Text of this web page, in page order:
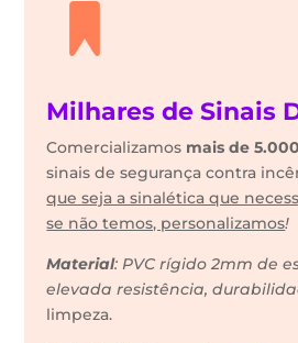
Milhares de Sinais
Comercializamos mais de
sinais de segurança contra
que seja a sinalética que
se não temos, personalizamos!
Material: PVC rígido 2mm de
elevada resistência,
limpeza.